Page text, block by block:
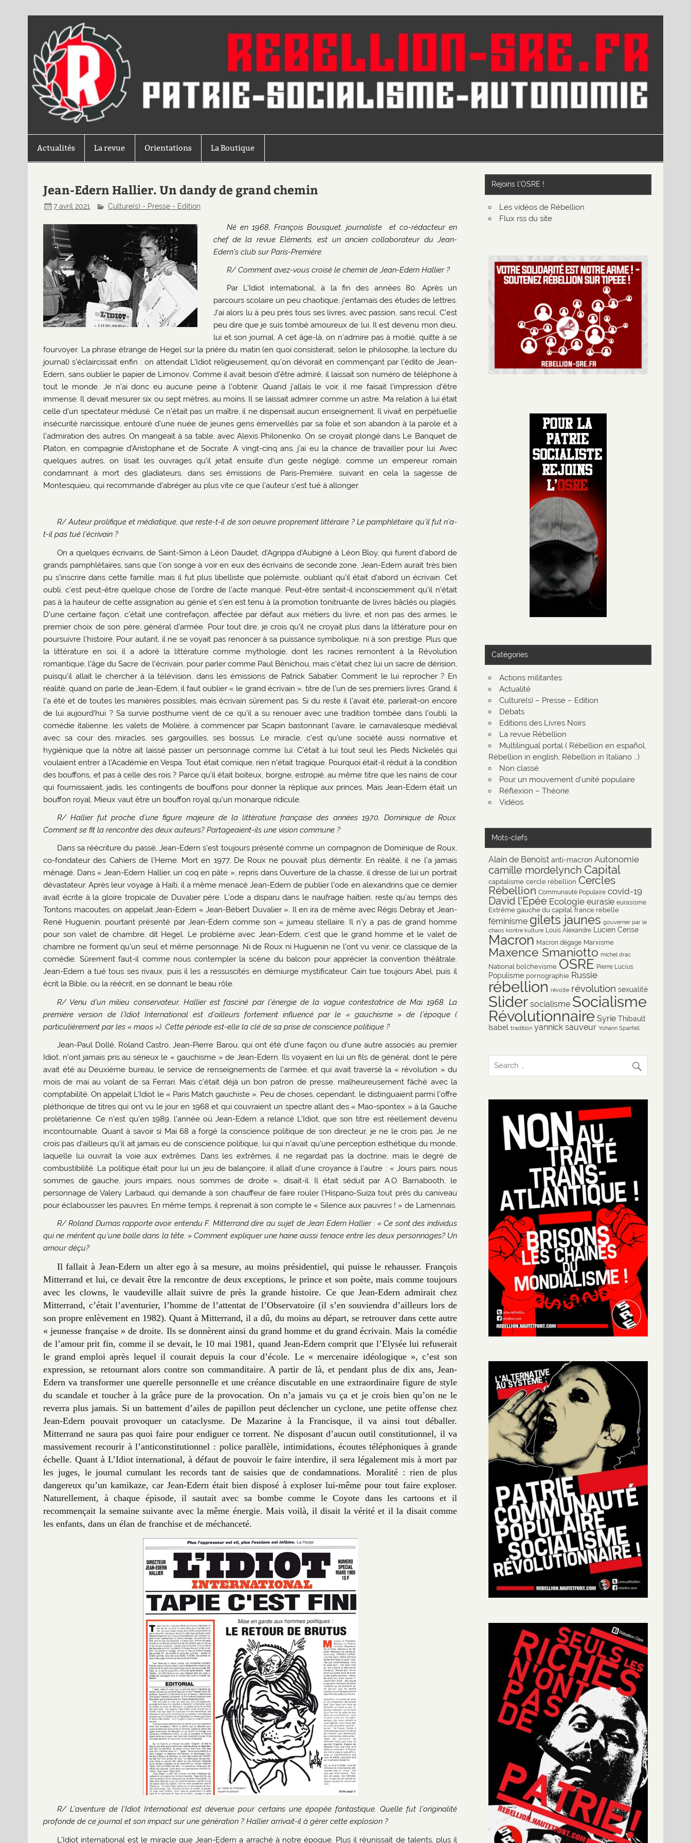
Actualités La revue Orientations La Boutique
Jean-Edern Hallier. Un dandy de grand chemin
7 avril 2021 Culture(s) - Presse - Edition
Né en 1968, François Bousquet, journaliste et co-rédacteur en
chef de la revue Eléments, est un ancien collaborateur du Jean-
Edern’s club sur Paris-Première.
R/ Comment avez-vous croisé le chemin de Jean-Edern Hallier ?
Par L’Idiot international, à la fin des années 80. Après un
parcours scolaire un peu chaotique, j’entamais des études de lettres.
J’ai alors lu à peu près tous ses livres, avec passion, sans recul. C’est
peu dire que je suis tombé amoureux de lui. Il est devenu mon dieu,
lui et son journal. A cet âge-là, on n’admire pas à moitié, quitte à se
fourvoyer. La phrase étrange de Hegel sur la prière du matin (en quoi consisterait, selon le philosophe, la lecture du
journal) s’éclaircissait enfin : on attendait L’Idiot religieusement, qu’on dévorait en commençant par l’édito de Jean-
Edern, sans oublier le papier de Limonov. Comme il avait besoin d’être admiré, il laissait son numéro de téléphone à
tout le monde. Je n’ai donc eu aucune peine à l’obtenir. Quand j’allais le voir, il me faisait l’impression d’être
immense. Il devait mesurer six ou sept mètres, au moins. Il se laissait admirer comme un astre. Ma relation à lui était
celle d’un spectateur médusé. Ce n’était pas un maître, il ne dispensait aucun enseignement. Il vivait en perpétuelle
insécurité narcissique, entouré d’une nuée de jeunes gens émerveillés par sa folie et son abandon à la parole et à
l’admiration des autres. On mangeait à sa table, avec Alexis Philonenko. On se croyait plongé dans Le Banquet de
Platon, en compagnie d’Aristophane et de Socrate. A vingt-cinq ans, j’ai eu la chance de travailler pour lui. Avec
quelques autres, on lisait les ouvrages qu’il jetait ensuite d’un geste négligé, comme un empereur romain
condamnant à mort des gladiateurs, dans ses émissions de Paris-Première, suivant en cela la sagesse de
Montesquieu, qui recommande d’abréger au plus vite ce que l’auteur s’est tué à allonger.
R/ Auteur prolifique et médiatique, que reste-t-il de son oeuvre proprement littéraire ? Le pamphlétaire qu’il fut n’a-
t-il pas tué l’écrivain ?
On a quelques écrivains, de Saint-Simon à Léon Daudet, d’Agrippa d’Aubigné à Léon Bloy, qui furent d’abord de
grands pamphlétaires, sans que l’on songe à voir en eux des écrivains de seconde zone. Jean-Edern aurait très bien
pu s’inscrire dans cette famille, mais il fut plus libelliste que polémiste, oubliant qu’il était d’abord un écrivain. Cet
oubli, c’est peut-être quelque chose de l’ordre de l’acte manqué. Peut-être sentait-il inconsciemment qu’il n’était
pas à la hauteur de cette assignation au génie et s’en est tenu à la promotion tonitruante de livres bâclés ou plagiés.
D’une certaine façon, c’était une contrefaçon, affectée par défaut aux métiers du livre, et non pas des armes, le
premier choix de son père, général d’armée. Pour tout dire, je crois qu’il ne croyait plus dans la littérature pour en
poursuivre l’histoire. Pour autant, il ne se voyait pas renoncer à sa puissance symbolique, ni à son prestige. Plus que
la littérature en soi, il a adoré la littérature comme mythologie, dont les racines remontent à la Révolution
romantique, l’âge du Sacre de l’écrivain, pour parler comme Paul Bénichou, mais c’était chez lui un sacre de dérision,
puisqu’il allait le chercher à la télévision, dans les émissions de Patrick Sabatier. Comment le lui reprocher ? En
réalité, quand on parle de Jean-Edern, il faut oublier « le grand écrivain », titre de l’un de ses premiers livres. Grand, il
l’a été et de toutes les manières possibles, mais écrivain sûrement pas. Si du reste il l’avait été, parlerait-on encore
de lui aujourd’hui ? Sa survie posthume vient de ce qu’il a su renouer avec une tradition tombée dans l’oubli, la
comédie italienne, les valets de Molière, à commencer par Scapin bastonnant l’avare, le carnavalesque médiéval
avec sa cour des miracles, ses gargouilles, ses bossus. Le miracle, c’est qu’une société aussi normative et
hygiénique que la nôtre ait laissé passer un personnage comme lui. C’était à lui tout seul les Pieds Nickelés qui
voulaient entrer à l’Académie en Vespa. Tout était comique, rien n’était tragique. Pourquoi était-il réduit à la condition
des bouffons, et pas à celle des rois ? Parce qu’il était boiteux, borgne, estropié, au même titre que les nains de cour
qui fournissaient, jadis, les contingents de bouffons pour donner la réplique aux princes. Mais Jean-Edern était un
bouffon royal. Mieux vaut être un bouffon royal qu’un monarque ridicule.
R/ Hallier fut proche d’une figure majeure de la littérature française des années 1970, Dominique de Roux.
Comment se fit la rencontre des deux auteurs? Partageaient-ils une vision commune ?
Dans sa réécriture du passé, Jean-Edern s’est toujours présenté comme un compagnon de Dominique de Roux,
co-fondateur des Cahiers de l’Herne. Mort en 1977, De Roux ne pouvait plus démentir. En réalité, il ne l’a jamais
ménagé. Dans « Jean-Edern Hallier, un coq en pâte », repris dans Ouverture de la chasse, il dresse de lui un portrait
dévastateur. Après leur voyage à Haïti, il a même menacé Jean-Edern de publier l’ode en alexandrins que ce dernier
avait écrite à la gloire tropicale de Duvalier père. L’ode a disparu dans le naufrage haïtien, reste qu’au temps des
Tontons macoutes, on appelait Jean-Edern « Jean-Bébert Duvalier ». Il en ira de même avec Régis Debray et Jean-
René Huguenin, pourtant présenté par Jean-Edern comme son « jumeau stellaire. Il n’y a pas de grand homme
pour son valet de chambre, dit Hegel. Le problème avec Jean-Edern, c’est que le grand homme et le valet de
chambre ne forment qu’un seul et même personnage. Ni de Roux ni Huguenin ne l’ont vu venir, ce classique de la
comédie. Sûrement faut-il comme nous contempler la scène du balcon pour apprécier la convention théâtrale.
Jean-Edern a tué tous ses rivaux, puis il les a ressuscités en démiurge mystificateur. Caïn tue toujours Abel, puis il
écrit la Bible, ou la réécrit, en se donnant le beau rôle.
R/ Venu d’un milieu conservateur, Hallier est fasciné par l’énergie de la vague contestatrice de Mai 1968. La
première version de l’Idiot International est d’ailleurs fortement influencé par le « gauchisme » de l’époque (
particulièrement par les « maos »). Cette période est-elle la clé de sa prise de conscience politique ?
Jean-Paul Dollé, Roland Castro, Jean-Pierre Barou, qui ont été d’une façon ou d’une autre associés au premier
Idiot, n’ont jamais pris au sérieux le « gauchisme » de Jean-Edern. Ils voyaient en lui un fils de général, dont le père
avait été au Deuxième bureau, le service de renseignements de l’armée, et qui avait traversé la « révolution » du
mois de mai au volant de sa Ferrari. Mais c’était déjà un bon patron de presse, malheureusement fâché avec la
comptabilité. On appelait L’Idiot le « Paris Match gauchiste ». Peu de choses, cependant, le distinguaient parmi l’offre
pléthorique de titres qui ont vu le jour en 1968 et qui couvraient un spectre allant des « Mao-spontex » à la Gauche
prolétarienne. Ce n’est qu’en 1989, l’année où Jean-Edern a relancé L’Idiot, que son titre est réellement devenu
incontournable. Quant à savoir si Mai 68 a forgé la conscience politique de son directeur, je ne le crois pas. Je ne
crois pas d’ailleurs qu’il ait jamais eu de conscience politique, lui qui n’avait qu’une perception esthétique du monde,
laquelle lui ouvrait la voie aux extrêmes. Dans les extrêmes, il ne regardait pas la doctrine, mais le degré de
combustibilité. La politique était pour lui un jeu de balançoire, il allait d’une croyance à l’autre : « Jours pairs, nous
sommes de gauche, jours impairs, nous sommes de droite », disait-il. Il était séduit par A.O. Barnabooth, le
personnage de Valery Larbaud, qui demande à son chauffeur de faire rouler l’Hispano-Suiza tout près du caniveau
pour éclabousser les pauvres. En même temps, il reprenait à son compte le « Silence aux pauvres ! » de Lamennais.
R/ Roland Dumas rapporte avoir entendu F. Mitterrand dire au sujet de Jean Edern Hallier : « Ce sont des individus
qui ne méritent qu’une balle dans la tête. » Comment expliquer une haine aussi tenace entre les deux personnages? Un
amour déçu?
Il fallait à Jean-Edern un alter ego à sa mesure, au moins présidentiel, qui puisse le rehausser. François
Mitterrand et lui, ce devait être la rencontre de deux exceptions, le prince et son poète, mais comme toujours
avec les clowns, le vaudeville allait suivre de près la grande histoire. Ce que Jean-Edern admirait chez
Mitterrand, c’était l’aventurier, l’homme de l’attentat de l’Observatoire (il s’en souviendra d’ailleurs lors de
son propre enlèvement en 1982). Quant à Mitterrand, il a dû, du moins au départ, se retrouver dans cette autre
« jeunesse française » de droite. Ils se donnèrent ainsi du grand homme et du grand écrivain. Mais la comédie
de l’amour prit fin, comme il se devait, le 10 mai 1981, quand Jean-Edern comprit que l’Elysée lui refuserait
le grand emploi après lequel il courait depuis la cour d’école. Le « mercenaire idéologique », c’est son
expression, se retournant alors contre son commanditaire. A partir de là, et pendant plus de dix ans, Jean-
Edern va transformer une querelle personnelle et une créance discutable en une extraordinaire figure de style
du scandale et toucher à la grâce pure de la provocation. On n’a jamais vu ça et je crois bien qu’on ne le
reverra plus jamais. Si un battement d’ailes de papillon peut déclencher un cyclone, une petite offense chez
Jean-Edern pouvait provoquer un cataclysme. De Mazarine à la Francisque, il va ainsi tout déballer.
Mitterrand ne saura pas quoi faire pour endiguer ce torrent. Ne disposant d’aucun outil constitutionnel, il va
massivement recourir à l’anticonstitutionnel : police parallèle, intimidations, écoutes téléphoniques à grande
échelle. Quant à L’Idiot international, à défaut de pouvoir le faire interdire, il sera légalement mis à mort par
les juges, le journal cumulant les records tant de saisies que de condamnations. Moralité : rien de plus
dangereux qu’un kamikaze, car Jean-Edern était bien disposé à exploser lui-même pour tout faire exploser.
Naturellement, à chaque épisode, il sautait avec sa bombe comme le Coyote dans les cartoons et il
recommençait la semaine suivante avec la même énergie. Mais voilà, il disait la vérité et il la disait comme
les enfants, dans un élan de franchise et de méchanceté.
R/ L’aventure de l’Idiot International est devenue pour certains une épopée fantastique. Quelle fut l’originalité
profonde de ce journal et son impact sur une génération ? Hallier arrivait-il à gérer cette explosion ?
L’Idiot international est le miracle que Jean-Edern a arraché à notre époque. Plus il réunissait de talents, plus il
Rejoins l’OSRE !
Les vidéos de Rébellion
Flux rss du site
Catégories
Actions militantes
Actualité
Culture(s) – Presse – Edition
Débats
Editions des Livres Noirs
La revue Rébellion
Multilingual portal ( Rébellion en español,
Rébellion in english, Rébellion in Italiano …)
Non classé
Pour un mouvement d'unité populaire
Réflexion – Théorie
Vidéos
Mots-clefs
Alain de Benoist anti-macron Autonomie
camille mordelynch Capital
capitalisme cercle rébellion Cercles
Rébellion Communauté Populaire covid-19
David l'Epée Ecologie eurasie eurasisme
Extrême gauche du capital france rebelle
féminisme gilets jaunes gouverner par le
chaos kontre kulture Louis Alexandre Lucien Cerise
Macron Macron dégage Marxisme
Maxence Smaniotto michel drac
National bolchevisme OSRE Pierre Lucius
Populisme pornographie Russie
rébellion révolte révolution sexualité
Slider socialisme Socialisme
Révolutionnaire Syrie Thibault
Isabel tradition yannick sauveur Yohann Sparfell